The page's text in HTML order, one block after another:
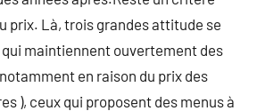
prix. Là, trois grandes attitude se
maintiennent ouvertement des
en raison du prix des
), ceux qui proposent des menus à